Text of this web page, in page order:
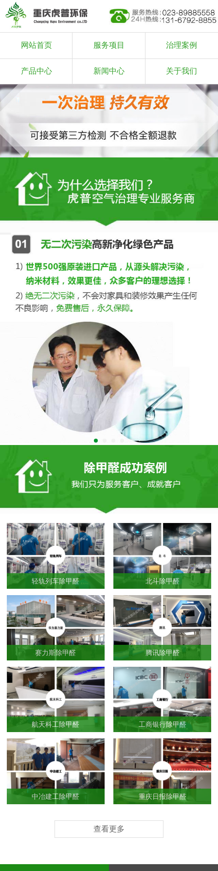
网站首页 服务项目 治理案例
产品中心 新闻中心 关于我们
轻轨列车除甲醛 北斗除甲醛
赛力斯除甲醛 腾讯除甲醛
航天科工除甲醛 工商银行除甲醛
中冶建工除甲醛 重庆日报除甲醛
查看更多